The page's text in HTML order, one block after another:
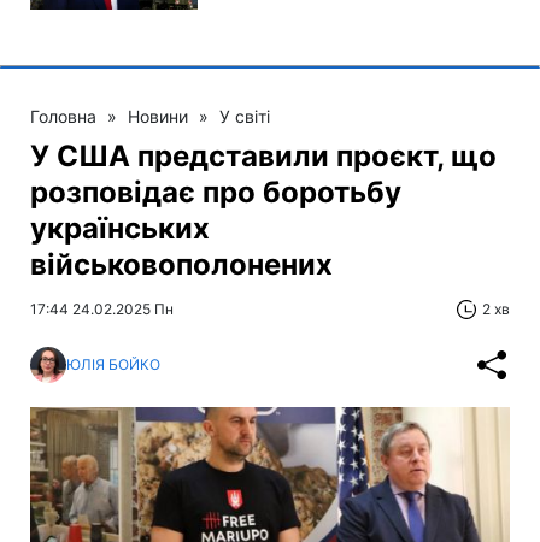
Головна » Новини » У світі
У США представили проєкт, що
розповідає про боротьбу
українських
військовополонених
17:44 24.02.2025 Пн 2 хв
ЮЛІЯ БОЙКО